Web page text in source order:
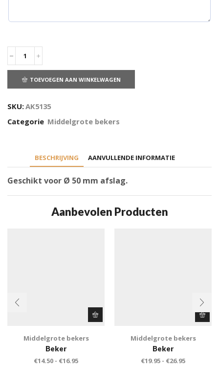
TOEVOEGEN AAN WINKELWAGEN
SKU:AK5135
Categorie Middelgrote bekers
BESCHRIJVING AANVULLENDE INFORMATIE
Geschikt voor Ø 50 mm afslag.
Aanbevolen Producten
Middelgrote bekers
Beker
€14.50 - €16.95
Middelgrote bekers
Beker
€19.95 - €26.95